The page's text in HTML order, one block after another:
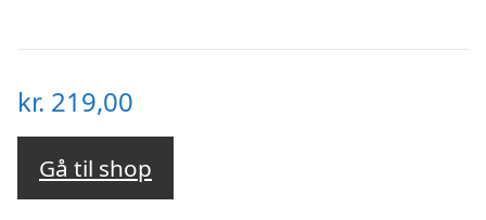
kr. 219,00
Gå til shop